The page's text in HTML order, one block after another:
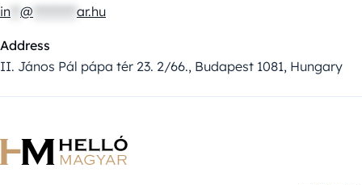
in @ ar.hu
Address
II. János Pál pápa tér 23. 2/66., Budapest 1081, Hungary